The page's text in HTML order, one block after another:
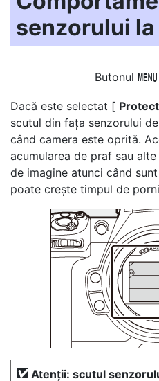
senzorului
Butonul G
Dacă este selectat [
scutul din fața senzorului
când camera este oprită.
acumularea de praf sau
de imagine atunci când
poate crește timpul de
Atenții: scutul